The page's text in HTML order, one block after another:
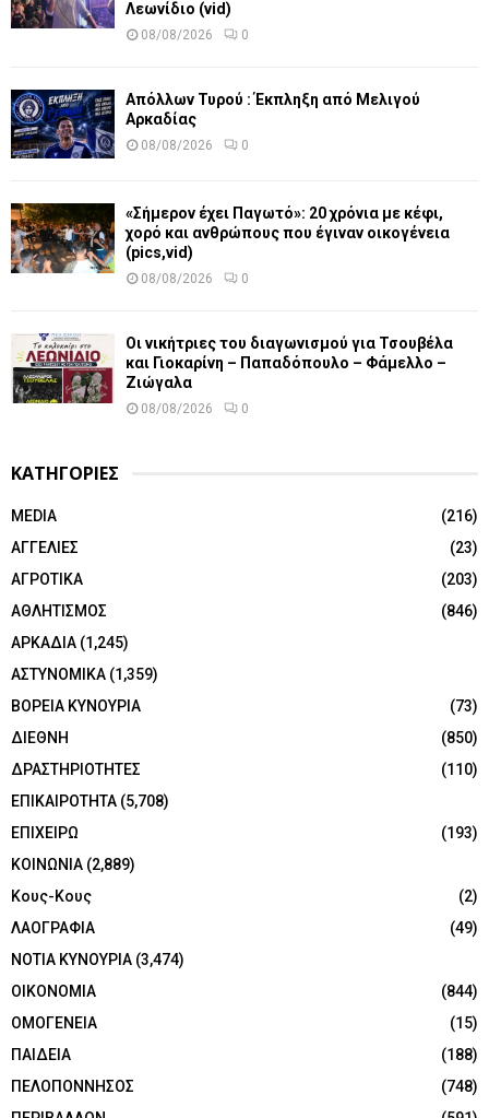
Λεωνίδιο (vid)
08/08/2026 0
Απόλλων Τυρού : Έκπληξη από Μελιγού
Αρκαδίας
08/08/2026 0
«Σήμερον έχει Παγωτό»: 20 χρόνια με κέφι,
χορό και ανθρώπους που έγιναν οικογένεια
(pics,vid)
08/08/2026 0
Οι νικήτριες του διαγωνισμού για Τσουβέλα
και Γιοκαρίνη – Παπαδόπουλο – Φάμελλο –
Ζιώγαλα
08/08/2026 0
ΚΑΤΗΓΟΡΙΕΣ
MEDIA
(216)
ΑΓΓΕΛΙΕΣ
(23)
ΑΓΡΟΤΙΚΑ
(203)
ΑΘΛΗΤΙΣΜΟΣ
(846)
ΑΡΚΑΔΙΑ (1,245)
ΑΣΤΥΝΟΜΙΚΑ (1,359)
ΒΟΡΕΙΑ ΚΥΝΟΥΡΙΑ
(73)
ΔΙΕΘΝΗ
(850)
ΔΡΑΣΤΗΡΙΟΤΗΤΕΣ
(110)
ΕΠΙΚΑΙΡΟΤΗΤΑ (5,708)
ΕΠΙΧΕΙΡΩ
(193)
ΚΟΙΝΩΝΙΑ (2,889)
Κους-Κους
(2)
ΛΑΟΓΡΑΦΙΑ
(49)
ΝΟΤΙΑ ΚΥΝΟΥΡΙΑ (3,474)
ΟΙΚΟΝΟΜΙΑ
(844)
ΟΜΟΓΕΝΕΙΑ
(15)
ΠΑΙΔΕΙΑ
(188)
ΠΕΛΟΠΟΝΝΗΣΟΣ
(748)